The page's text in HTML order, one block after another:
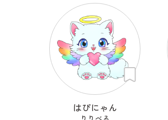
はぴにゃん